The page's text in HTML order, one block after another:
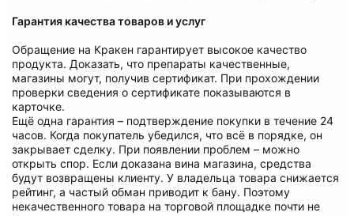
Гарантия качества товаров и услуг
Обращение на Кракен гарантирует высокое качество
продукта. Доказать, что препараты качественные,
магазины могут, получив сертификат. При прохождении
проверки сведения о сертификате показываются в
карточке.
Ещё одна гарантия – подтверждение покупки в течение 24
часов. Когда покупатель убедился, что всё в порядке, он
закрывает сделку. При появлении проблем – можно
открыть спор. Если доказана вина магазина, средства
будут возвращены клиенту. У владельца товара снижается
рейтинг, а частый обман приводит к бану. Поэтому
некачественного товара на торговой площадке почти не